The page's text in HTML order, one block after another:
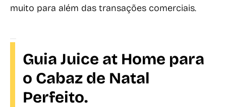
muito para além das transações comerciais.
Guia Juice at Home para
o Cabaz de Natal
Perfeito.